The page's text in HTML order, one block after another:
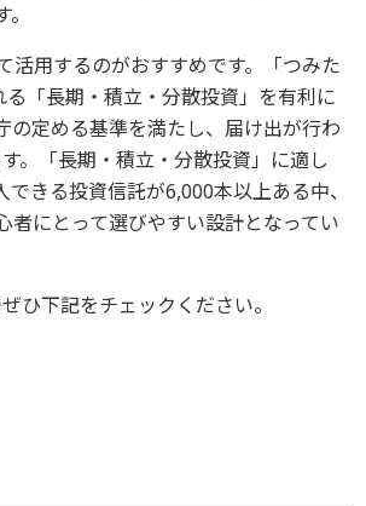
活用するのがおすすめです。「つみた
「長期・積立・分散投資」を有利に
の定める基準を満たし、届け出が行わ
。「長期・積立・分散投資」に適し
きる投資信託が6,000本以上ある中、
者にとって選びやすい設計となってい
ひ下記をチェックください。